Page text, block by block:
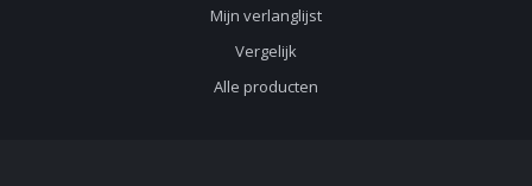
Mijn verlanglijst
Vergelijk
Alle producten